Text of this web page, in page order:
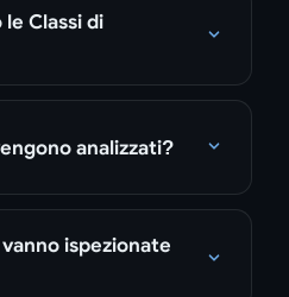
Classi di
analizzati?
ispezionate